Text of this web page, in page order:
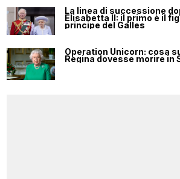
La linea di successione
Elisabetta II: il primo è il
principe del Galles
Operation Unicorn: cosa
Regina dovesse morire in